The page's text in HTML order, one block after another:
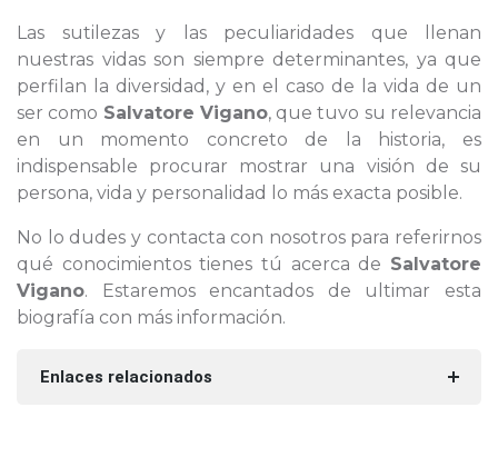
Las sutilezas y las peculiaridades que llenan
nuestras vidas son siempre determinantes, ya que
perfilan la diversidad, y en el caso de la vida de un
ser como Salvatore Vigano, que tuvo su relevancia
en un momento concreto de la historia, es
indispensable procurar mostrar una visión de su
persona, vida y personalidad lo más exacta posible.
No lo dudes y contacta con nosotros para referirnos
qué conocimientos tienes tú acerca de Salvatore
Vigano. Estaremos encantados de ultimar esta
biografía con más información.
Enlaces relacionados